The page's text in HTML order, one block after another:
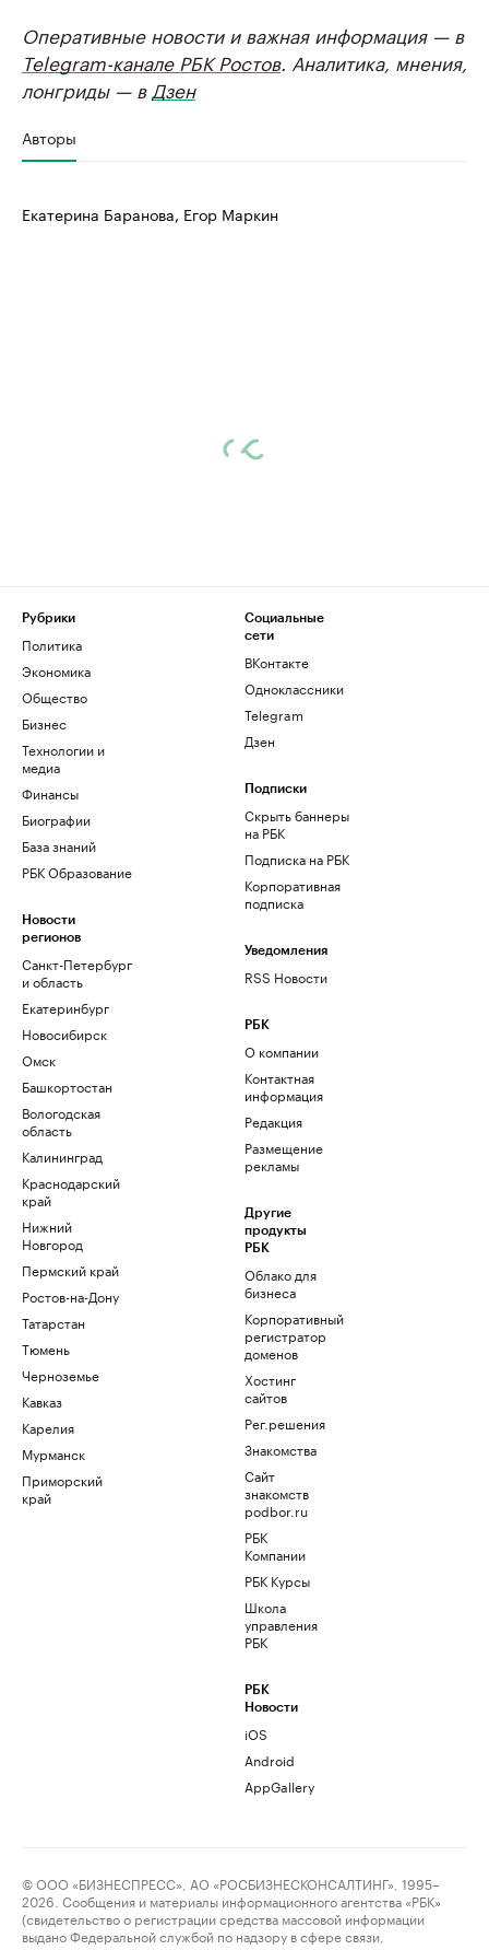
Оперативные новости и важная информация — в
Telegram-канале РБК Ростов. Аналитика, мнения,
лонгриды — в Дзен
Авторы
Екатерина Баранова, Егор Маркин
Рубрики
Политика
Экономика
Общество
Бизнес
Технологии и
медиа
Финансы
Биографии
База знаний
РБК Образование
Новости
регионов
Санкт-Петербург
и область
Екатеринбург
Новосибирск
Омск
Башкортостан
Вологодская
область
Калининград
Краснодарский
край
Нижний
Новгород
Пермский край
Ростов-на-Дону
Татарстан
Тюмень
Черноземье
Кавказ
Карелия
Мурманск
Приморский
край
Социальные
сети
ВКонтакте
Одноклассники
Telegram
Дзен
Подписки
Скрыть баннеры
на РБК
Подписка на РБК
Корпоративная
подписка
Уведомления
RSS Новости
РБК
О компании
Контактная
информация
Редакция
Размещение
рекламы
Другие
продукты
РБК
Облако для
бизнеса
Корпоративный
регистратор
доменов
Хостинг
сайтов
Рег.решения
Знакомства
Сайт
знакомств
podbor.ru
РБК
Компании
РБК Курсы
Школа
управления
РБК
РБК
Новости
iOS
Android
AppGallery
© ООО «БИЗНЕСПРЕСС», АО «РОСБИЗНЕСКОНСАЛТИНГ», 1995–
2026. Сообщения и материалы информационного агентства «РБК»
(свидетельство о регистрации средства массовой информации
выдано Федеральной службой по надзору в сфере связи,